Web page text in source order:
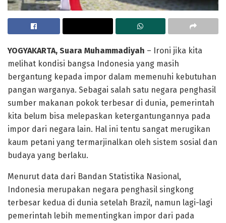
YOGYAKARTA, Suara Muhammadiyah – Ironi jika kita
melihat kondisi bangsa Indonesia yang masih
bergantung kepada impor dalam memenuhi kebutuhan
pangan warganya. Sebagai salah satu negara penghasil
sumber makanan pokok terbesar di dunia, pemerintah
kita belum bisa melepaskan ketergantungannya pada
impor dari negara lain. Hal ini tentu sangat merugikan
kaum petani yang termarjinalkan oleh sistem sosial dan
budaya yang berlaku.
Menurut data dari Bandan Statistika Nasional,
Indonesia merupakan negara penghasil singkong
terbesar kedua di dunia setelah Brazil, namun lagi-lagi
pemerintah lebih mementingkan impor dari pada